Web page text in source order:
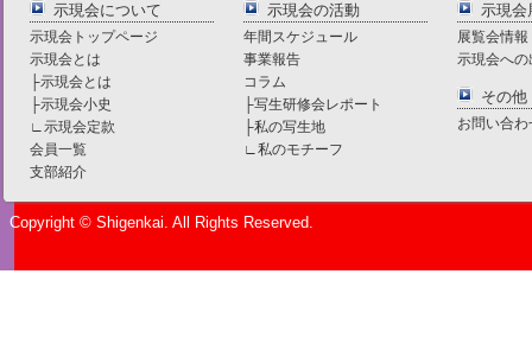
示現会について
示現会トップページ
示現会とは
├示現会とは
├示現会小史
∟ 示現会定款
会員一覧
支部紹介
示現会の活動
年間スケジュール
事業報告
コラム
├写生研修会レポート
├私の写生地
∟ 私のモチーフ
示現会
展覧会情報
示現会へ
その他
お問い合
Copyright © Shigenkai. All Rights Reserved.